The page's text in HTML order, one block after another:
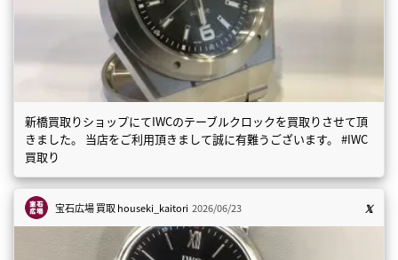
新橋買取りショップにてIWCのテーブルクロックを買取りさせて頂
きました。 当店をご利用頂きまして誠に有難うございます。 #IWC
買取り
宝石広場 買取houseki_kaitori 2026/06/23